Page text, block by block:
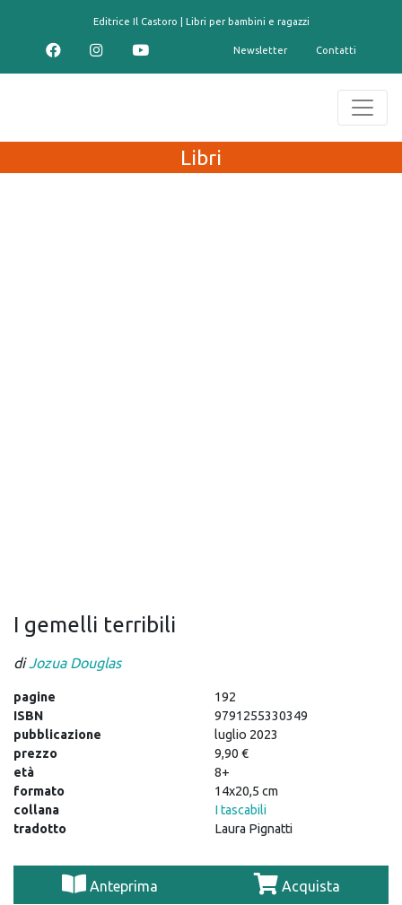
Editrice Il Castoro | Libri per bambini e ragazzi
Newsletter Contatti
Libri
I gemelli terribili
diJozua Douglas
pagine
192
ISBN
9791255330349
pubblicazione
luglio 2023
prezzo
9,90 €
età
8+
formato
14x20,5 cm
collana
I tascabili
tradotto
Laura Pignatti
Anteprima Acquista